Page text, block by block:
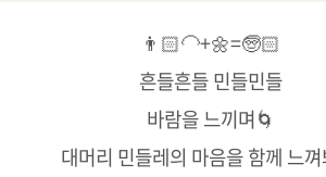
👨🏻‍🦲+🌼=🧓🏻
흔들흔들 민들민들
바람을 느끼며🌀
대머리 민들레의 마음을 함께 느